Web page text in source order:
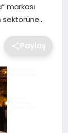
markası
sektörüne…
Paylaş